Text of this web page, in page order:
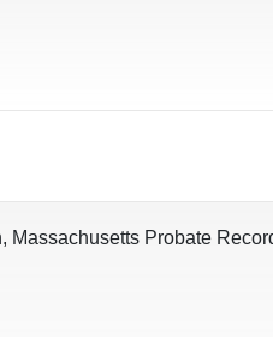
Massachusetts Probate